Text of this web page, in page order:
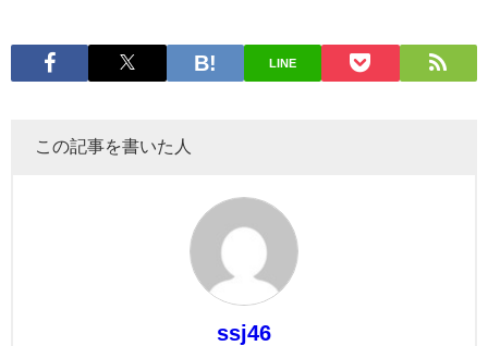
LINE
この記事を書いた人
ssj46